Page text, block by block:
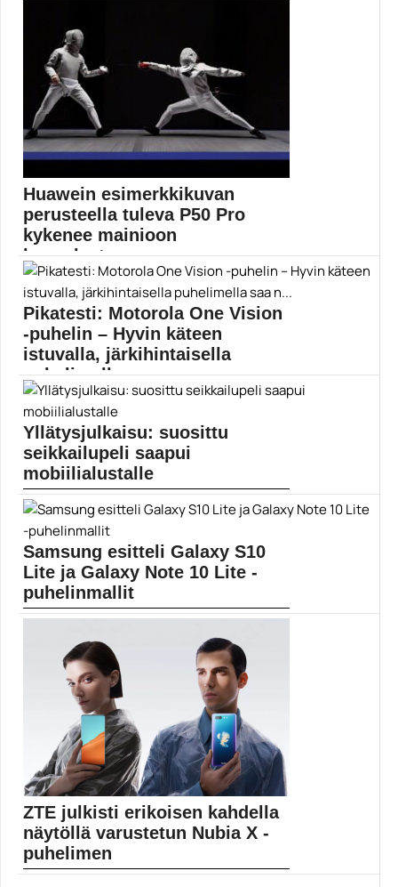
Huawein esimerkkikuvan
perusteella tuleva P50 Pro
kykenee mainioon
kuvanlaatuun
Huawei on jakanut esimerkkikuvan tulevalla P50 Pro -
lippulailla...
Huawei
Pikatesti: Motorola One Vision
-puhelin – Hyvin käteen
istuvalla, järkihintaisella
puhelimella saa n...
Kiinnostaako puhelin, joka istuu käteen hyvin, on
yksinkertainen...
21:9
Yllätysjulkaisu: suosittu
seikkailupeli saapui
mobiilialustalle
Seesteinen Journey on julkaistu iOS-alustalle.
Thatgamecompany-studion luomus Journey...
ios-pelit
Samsung esitteli Galaxy S10
Lite ja Galaxy Note 10 Lite -
puhelinmallit
esiintyneet Galaxy...
ZTE julkisti erikoisen kahdella
näytöllä varustetun Nubia X -
puhelimen